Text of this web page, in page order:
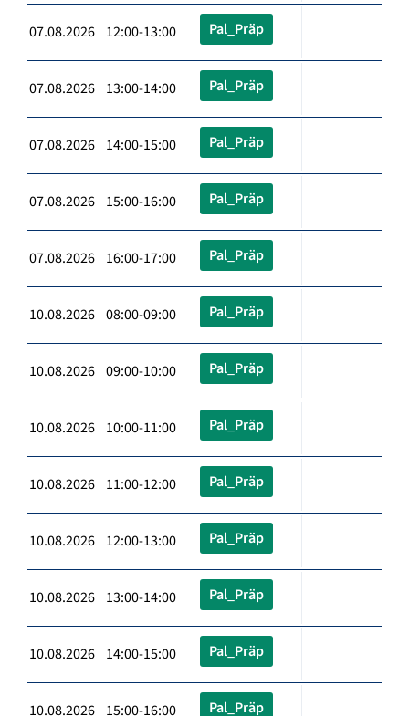
07.08.2026 12:00-13:00 Pal_Präp
07.08.2026 13:00-14:00 Pal_Präp
07.08.2026 14:00-15:00 Pal_Präp
07.08.2026 15:00-16:00 Pal_Präp
07.08.2026 16:00-17:00 Pal_Präp
10.08.2026 08:00-09:00 Pal_Präp
10.08.2026 09:00-10:00 Pal_Präp
10.08.2026 10:00-11:00 Pal_Präp
10.08.2026 11:00-12:00 Pal_Präp
10.08.2026 12:00-13:00 Pal_Präp
10.08.2026 13:00-14:00 Pal_Präp
10.08.2026 14:00-15:00 Pal_Präp
10.08.2026 15:00-16:00 Pal_Präp